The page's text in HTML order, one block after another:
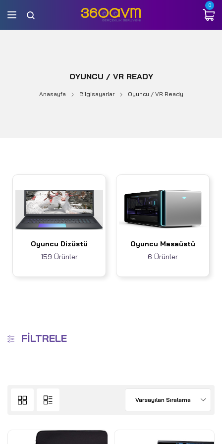
0
OYUNCU / VR READY
Anasayfa Bilgisayarlar Oyuncu / VR Ready
Oyuncu Dizüstü
159 Ürünler
Oyuncu Masaüstü
6 Ürünler
FILTRELE
Varsayılan Sıralama